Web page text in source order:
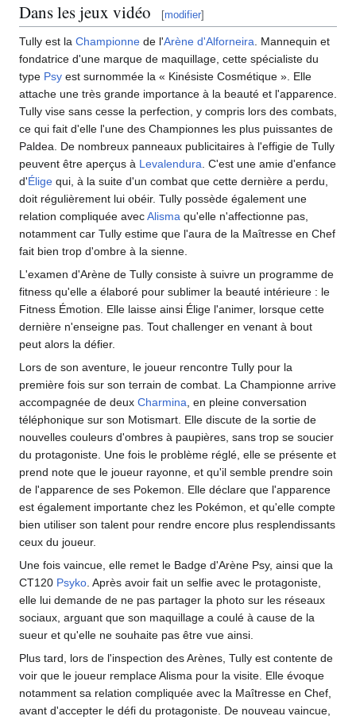
Dans les jeux vidéo [modifier]
Tully est la Championne de l'Arène d'Alforneira . Mannequin et
fondatrice d'une marque de maquillage, cette spécialiste du
type Psy est surnommée la « Kinésiste Cosmétique ». Elle
attache une très grande importance à la beauté et l'apparence.
Tully vise sans cesse la perfection, y compris lors des combats,
ce qui fait d'elle l'une des Championnes les plus puissantes de
Paldea. De nombreux panneaux publicitaires à l'effigie de Tully
peuvent être aperçus à Levalendura . C'est une amie d'enfance
d'Élige qui, à la suite d'un combat que cette dernière a perdu,
doit régulièrement lui obéir. Tully possède également une
relation compliquée avecAlisma qu'elle n'affectionne pas,
notamment car Tully estime que l'aura de la Maîtresse en Chef
fait bien trop d'ombre à la sienne.
L'examen d'Arène de Tully consiste à suivre un programme de
fitness qu'elle a élaboré pour sublimer la beauté intérieure : le
Fitness Émotion. Elle laisse ainsi Élige l'animer, lorsque cette
dernière n'enseigne pas. Tout challenger en venant à bout
peut alors la défier.
Lors de son aventure, le joueur rencontre Tully pour la
première fois sur son terrain de combat. La Championne arrive
accompagnée de deux Charmina , en pleine conversation
téléphonique sur son Motismart. Elle discute de la sortie de
nouvelles couleurs d'ombres à paupières, sans trop se soucier
du protagoniste. Une fois le problème réglé, elle se présente et
prend note que le joueur rayonne, et qu'il semble prendre soin
de l'apparence de ses Pokemon. Elle déclare que l'apparence
est également importante chez les Pokémon, et qu'elle compte
bien utiliser son talent pour rendre encore plus resplendissants
ceux du joueur.
Une fois vaincue, elle remet le Badge d'Arène Psy, ainsi que la
CT120 Psyko . Après avoir fait un selfie avec le protagoniste,
elle lui demande de ne pas partager la photo sur les réseaux
sociaux, arguant que son maquillage a coulé à cause de la
sueur et qu'elle ne souhaite pas être vue ainsi.
Plus tard, lors de l'inspection des Arènes, Tully est contente de
voir que le joueur remplace Alisma pour la visite. Elle évoque
notamment sa relation compliquée avec la Maîtresse en Chef,
avant d'accepter le défi du protagoniste. De nouveau vaincue,